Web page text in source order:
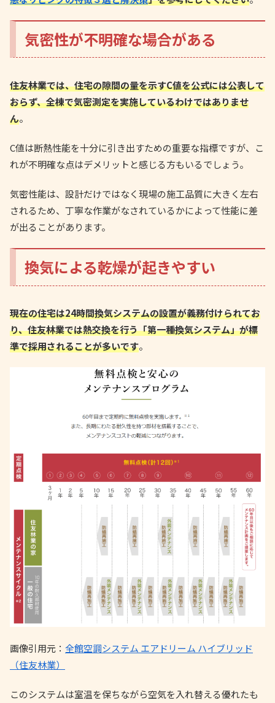
気密性が不明確な場合がある
住友林業では、住宅の隙間の量を示すC値を公式には公表して
おらず、全棟で気密測定を実施しているわけではありませ
ん。
C値は断熱性能を十分に引き出すための重要な指標ですが、こ
れが不明確な点はデメリットと感じる方もいるでしょう。
気密性能は、設計だけではなく現場の施工品質に大きく左右
されるため、丁寧な作業がなされているかによって性能に差
が出ることがあります。
換気による乾燥が起きやすい
現在の住宅は24時間換気システムの設置が義務付けられてお
り、住友林業では熱交換を行う「第一種換気システム」が標
準で採用されることが多いです。
画像引用元： 全館空調システム エアドリーム ハイブリッド
（住友林業）
このシステムは室温を保ちながら空気を入れ替える優れたも